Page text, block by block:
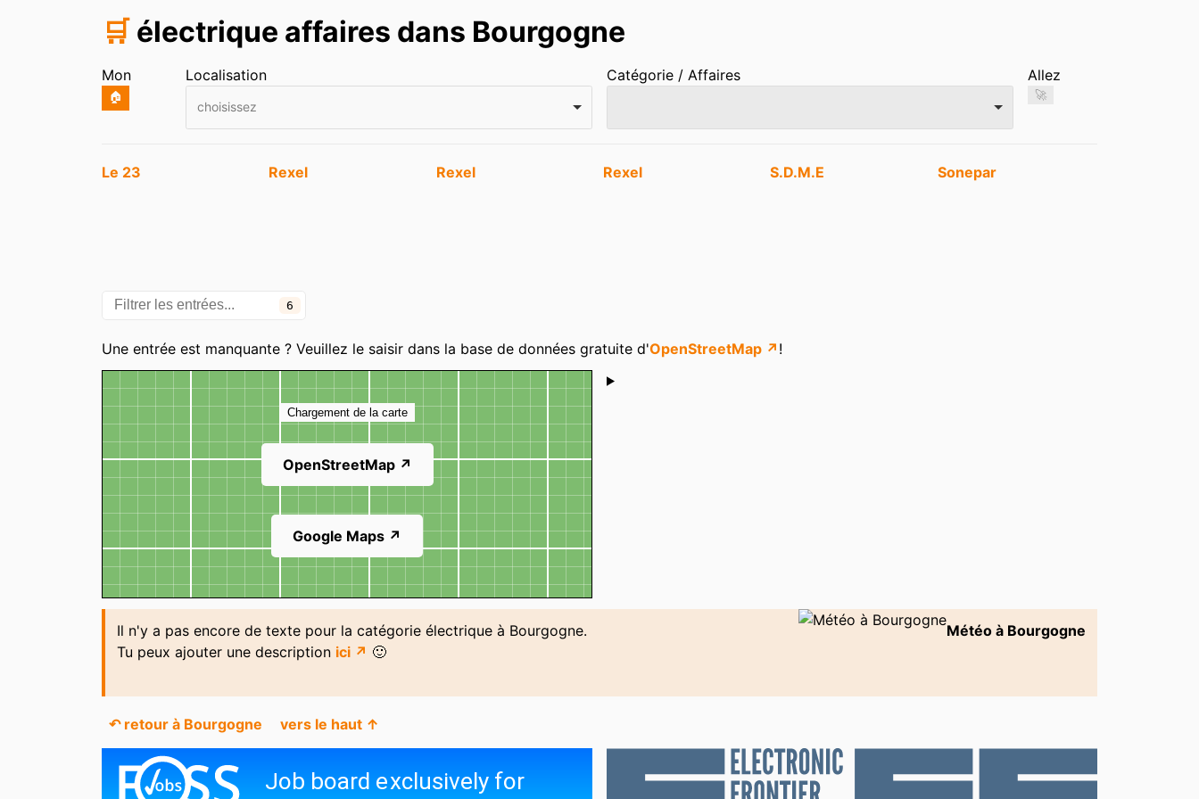
🛒 électrique affaires dans Bourgogne
Mon
🏠
Localisation
choisissez
Catégorie / Affaires Allez
🚀
Entrées
Le 23 Rexel Rexel Rexel S.D.M.E Sonepar
6
Une entrée est manquante ? Veuillez le saisir dans la base de données gratuite d'OpenStreetMap ↗ !
Carte
Chargement de la carte
OpenStreetMap ↗
Google Maps ↗
Shoutbox
Il n'y a pas encore de texte pour la catégorie électrique à Bourgogne.
Tu peux ajouter une description ici ↗ 🙂
Météo à Bourgogne
↶ retour à Bourgogne vers le haut ↑